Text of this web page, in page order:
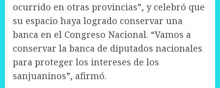
ocurrido en otras provincias”, y celebró que
su espacio haya logrado conservar una
banca en el Congreso Nacional. “Vamos a
conservar la banca de diputados nacionales
para proteger los intereses de los
sanjuaninos”, afirmó.